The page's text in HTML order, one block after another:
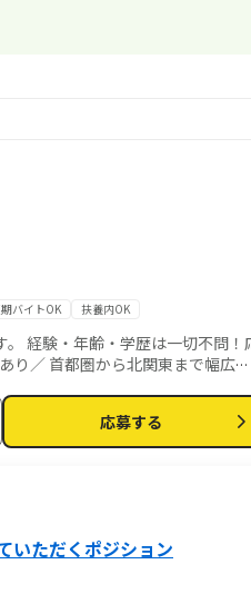
バイトOK 扶養内OK
経験・年齢・学歴は一切不問！
応募する
いただくポジション